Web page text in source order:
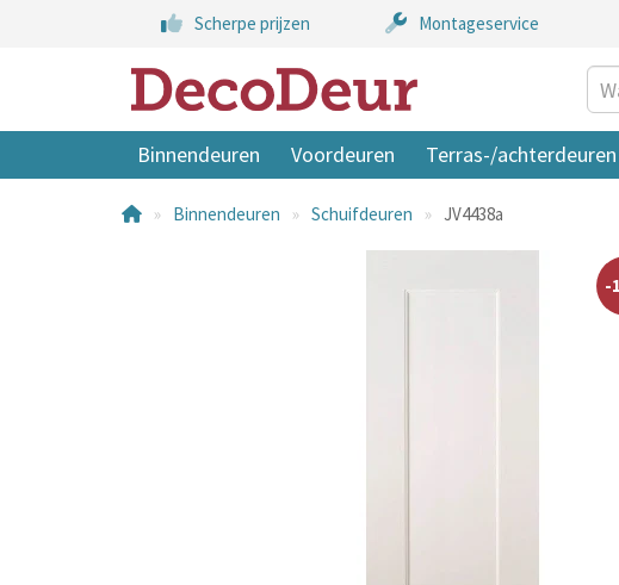
Scherpe prijzen Montageservice
Binnendeuren Voordeuren Terras-/achterdeuren
Binnendeuren Schuifdeuren JV4438a
-